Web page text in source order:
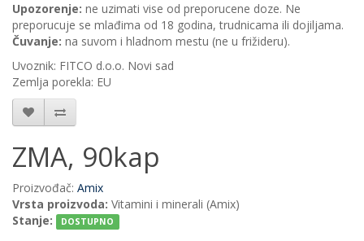
Upozorenje: ne uzimati vise od preporucene doze. Ne
preporucuje se mlađima od 18 godina, trudnicama ili dojiljama.
Čuvanje: na suvom i hladnom mestu (ne u frižideru).
Uvoznik: FITCO d.o.o. Novi sad
Zemlja porekla: EU
ZMA, 90kap
Proizvođač: Amix
Vrsta proizvoda: Vitamini i minerali (Amix)
Stanje:
DOSTUPNO